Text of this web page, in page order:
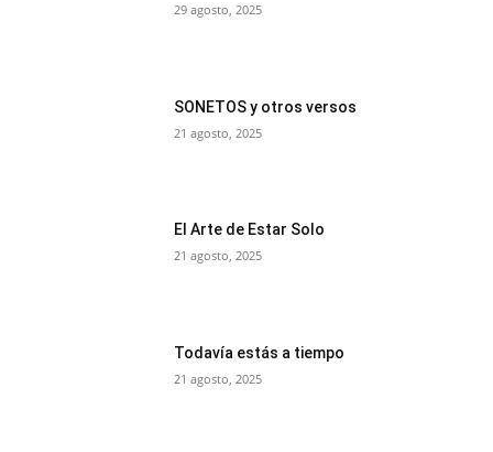
29 agosto, 2025
SONETOS y otros versos
21 agosto, 2025
El Arte de Estar Solo
21 agosto, 2025
Todavía estás a tiempo
21 agosto, 2025